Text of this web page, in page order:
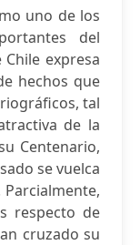
uno de los
del
expresa
hechos que
tal
de la
Centenario,
se vuelca
respecto de
cruzado su